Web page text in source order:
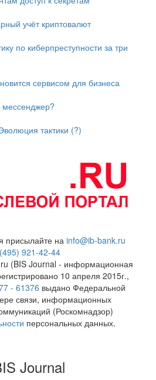
учёт криптовалют
по киберпреступности за три
сервисом для бизнеса
мессенджер?
тактики (?)
присылайте на info@ib-bank.ru
921-42-44
(BIS Journal - информационная
10 апреля 2015г.,
- 61376 выдано Федеральной
связи, информационных
(Роскомнадзор)
персональных данных.
Journal